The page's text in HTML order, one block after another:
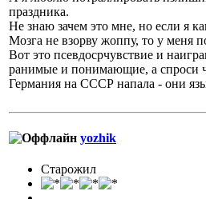
праздника.
Не знаю зачем это мне, но если я
Мозга не взорву жоппу, то у меня
Вот это псевдосрчувствие и
ранимые и понимающие, а спроси
Германия на СССР напала - они
yozhik
Старожил